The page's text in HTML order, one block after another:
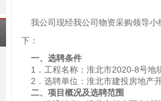
我公司现经我公司物资采购领导小
下：
一、选聘条件
1．工程名称：淮北市2020-8号地
2．选聘单位：淮北市建投房地产
二、项目概况及选聘范围